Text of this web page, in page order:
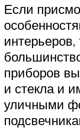
Если
приборов
и стекла и
уличными